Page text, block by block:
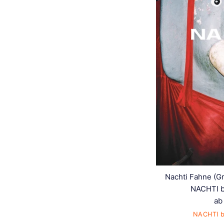
Nachti Fahne
NACHTI
NACHTI